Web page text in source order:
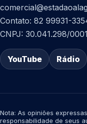
Contato: 82 99931-
CNPJ: 30.041.298/
YouTube Rádio
Nota: As opiniões
responsabilidade de seus